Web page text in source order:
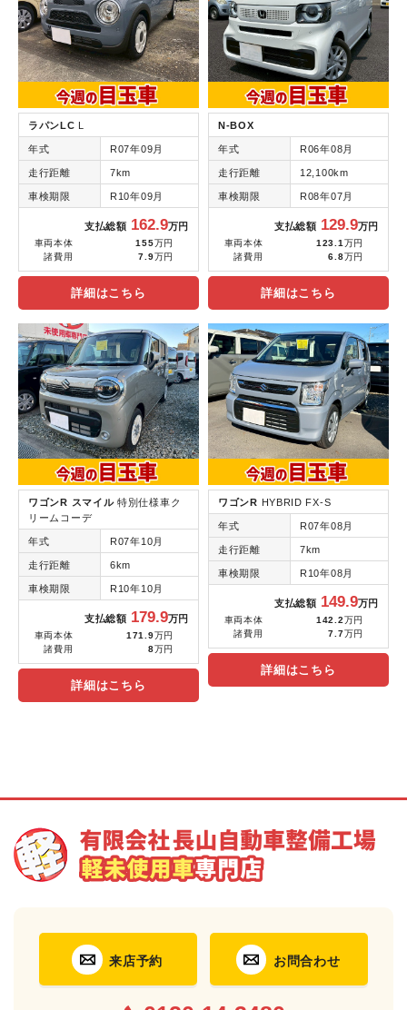
ラパンLC L
年式 R07年09月
走行距離 7km
車検期限 R10年09月
支払総額 162.9万円
車両本体 155万円
諸費用
7.9万円
詳細はこちら
N-BOX
年式 R06年08月
走行距離 12,100km
車検期限 R08年07月
支払総額 129.9万円
車両本体 123.1 万円
諸費用
6.8万円
詳細はこちら
ワゴンR スマイル特別仕様車ク
リームコーデ
年式 R07年10月
走行距離 6km
車検期限 R10年10月
支払総額 179.9万円
車両本体 171.9万円
諸費用
8万円
詳細はこちら
ワゴンR HYBRID FX-S
年式 R07年08月
走行距離 7km
車検期限 R10年08月
支払総額 149.9万円
車両本体 142.2万円
諸費用
7.7万円
詳細はこちら
来店予約 お問合わせ